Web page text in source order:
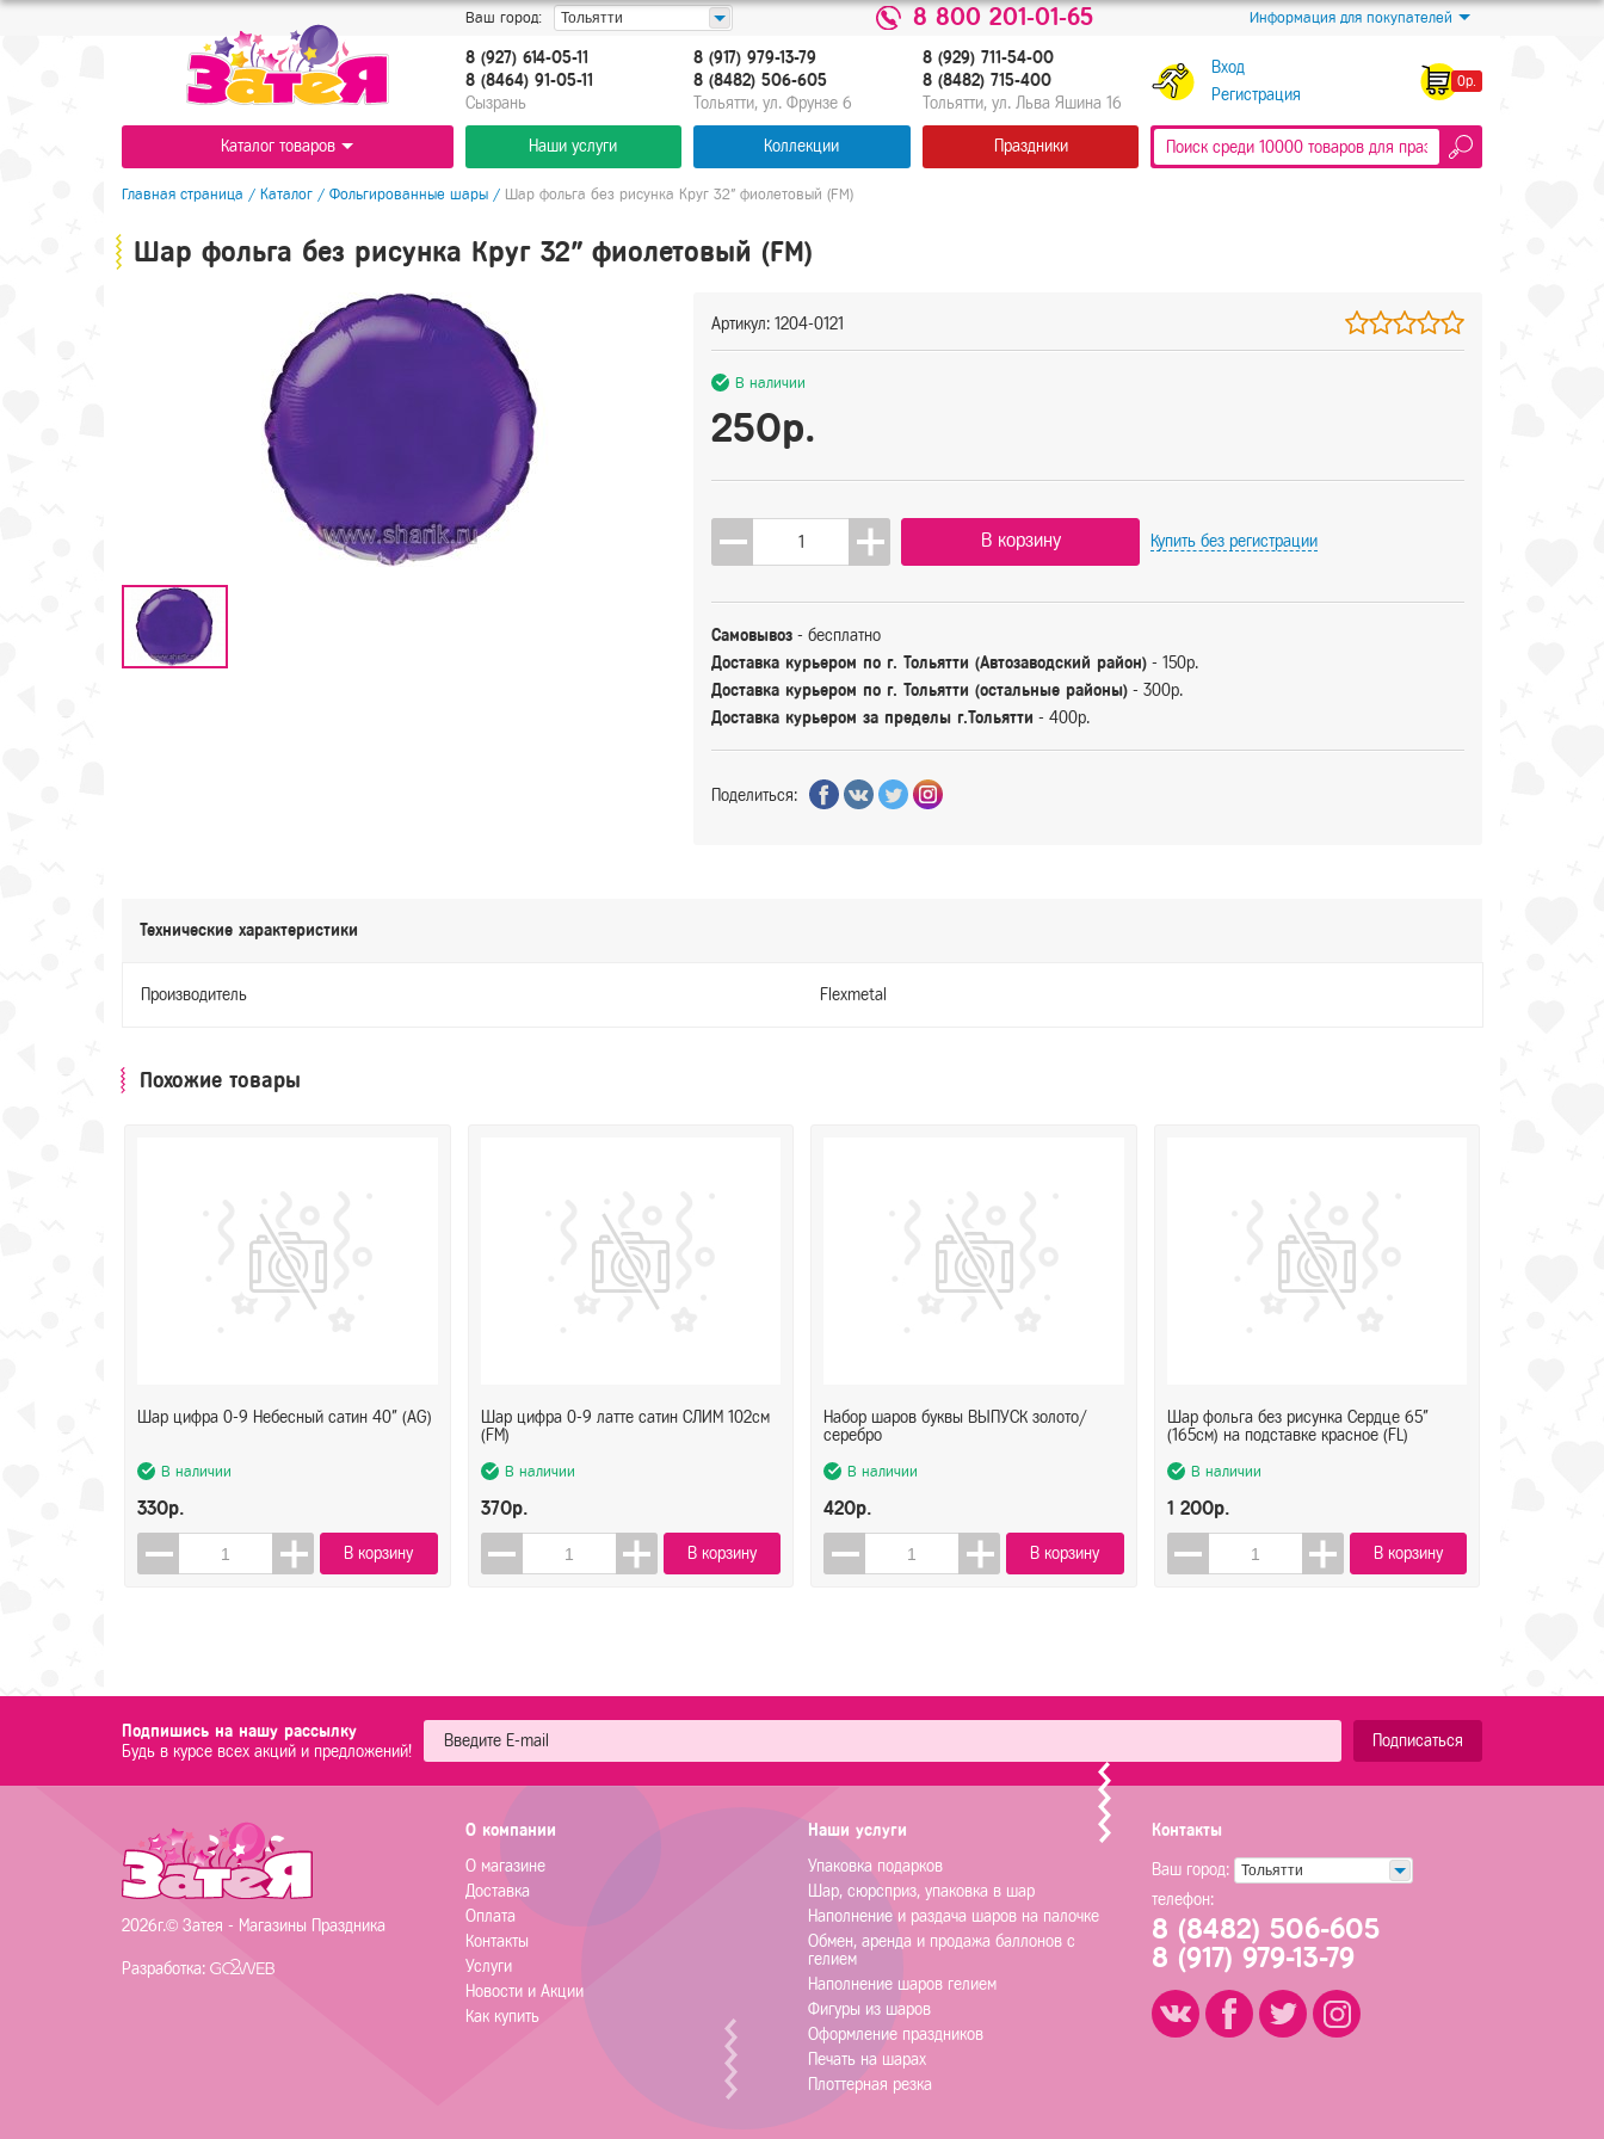
Ваш город: Тольятти 8 800 201-01-65 Информация для покупателей
8 (927) 614-05-11
8 (8464) 91-05-11
Cызрань
8 (917) 979-13-79
8 (8482) 506-605
Тольятти, ул. Фрунзе 6
8 (929) 711-54-00
8 (8482) 715-400
Тольятти, ул. Льва Яшина 16
Вход
Регистрация
0р.
Каталог товаров Наши услуги Коллекции Праздники
Главная страница / Каталог / Фольгированные шары / Шар фольга без рисунка Круг 32" фиолетовый (FM)
Шар фольга без рисунка Круг 32" фиолетовый (FM)
Артикул: 1204-0121
В наличии
250р.
В корзину Купить без регистрации
Самовывоз - бесплатно
Доставка курьером по г. Тольятти (Автозаводский район) - 150р.
Доставка курьером по г. Тольятти (остальные районы) - 300р.
Доставка курьером за пределы г.Тольятти - 400р.
Поделиться:
Технические характеристики
Производитель Flexmetal
Похожие товары
Шар цифра 0-9 Небесный сатин 40" (AG)
В наличии
330р.
В корзину
Шар цифра 0-9 латте сатин СЛИМ 102см
(FM)
В наличии
370р.
В корзину
Набор шаров буквы ВЫПУСК золото/
серебро
В наличии
420р.
В корзину
Шар фольга без рисунка Сердце 65"
(165см) на подставке красное (FL)
В наличии
1 200р.
В корзину
Подпишись на нашу рассылку
Будь в курсе всех акций и предложений!
Подписаться
Контакты
Ваш город: Тольятти
телефон:
8 (8482) 506-605
8 (917) 979-13-79
О компании
О магазине
Доставка
Оплата
Контакты
Услуги
Новости и Акции
Как купить
Наши услуги
Упаковка подарков
Шар, сюрсприз, упаковка в шар
Наполнение и раздача шаров на палочке
Обмен, аренда и продажа баллонов с
гелием
Наполнение шаров гелием
Фигуры из шаров
Оформление праздников
Печать на шарах
Плоттерная резка
2026г.© Затея - Магазины Праздника
Разработка: